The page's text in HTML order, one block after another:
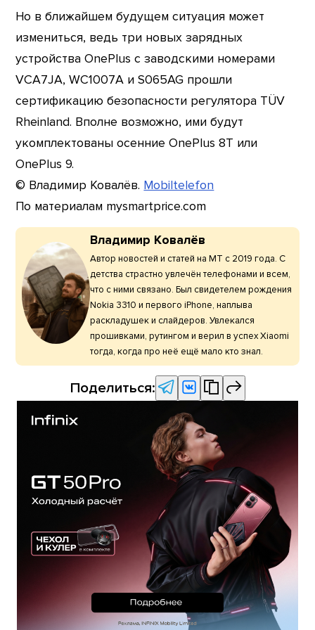
Но в ближайшем будущем ситуация может
измениться, ведь три новых зарядных
устройства OnePlus с заводскими номерами
VCA7JA, WC1007A и S065AG прошли
сертификацию безопасности регулятора TÜV
Rheinland. Вполне возможно, ими будут
укомплектованы осенние OnePlus 8T или
OnePlus 9.
© Владимир Ковалёв. Mobiltelefon
По материалам mysmartprice.com
Владимир Ковалёв
Автор новостей и статей на МТ с 2019 года. С
детства страстно увлечён телефонами и всем,
что с ними связано. Был свидетелем рождения
Nokia 3310 и первого iPhone, наплыва
раскладушек и слайдеров. Увлекался
прошивками, рутингом и верил в успех Xiaomi
тогда, когда про неё ещё мало кто знал.
Поделиться: